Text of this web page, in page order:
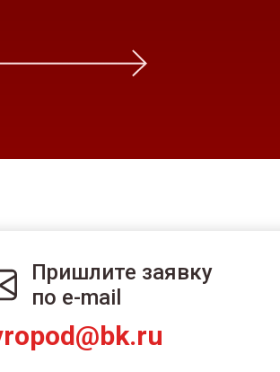
Пришлите заявку
по e-mail